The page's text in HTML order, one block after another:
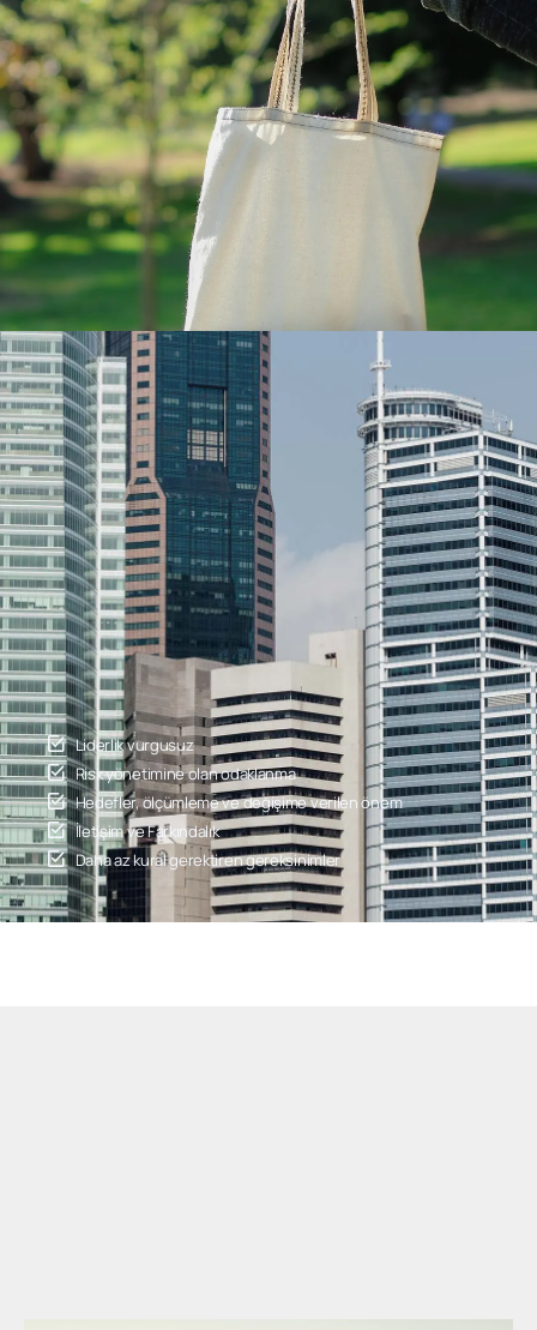
Liderlik vurgusuz
Risk yönetimine olan odaklanma
Hedefler, ölçümleme ve değişime verilen önem
İletişim ve Farkındalık
Daha az kural gerektiren gereksinimler